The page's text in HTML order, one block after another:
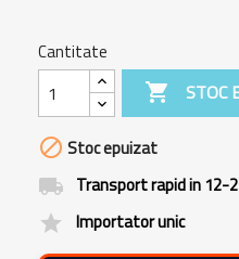
Cantitate
 STOC
 Stoc epuizat
local_shipping Transport rapid in 12-
grade Importator unic